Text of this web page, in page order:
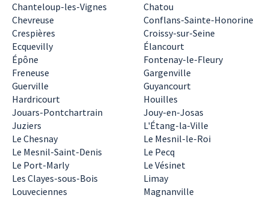
Chanteloup-les-Vignes
Chatou
Chevreuse
Conflans-Sainte-Honorine
Crespières
Croissy-sur-Seine
Ecquevilly
Élancourt
Épône
Fontenay-le-Fleury
Freneuse
Gargenville
Guerville
Guyancourt
Hardricourt
Houilles
Jouars-Pontchartrain
Jouy-en-Josas
Juziers
L'Étang-la-Ville
Le Chesnay
Le Mesnil-le-Roi
Le Mesnil-Saint-Denis
Le Pecq
Le Port-Marly
Le Vésinet
Les Clayes-sous-Bois
Limay
Louveciennes
Magnanville